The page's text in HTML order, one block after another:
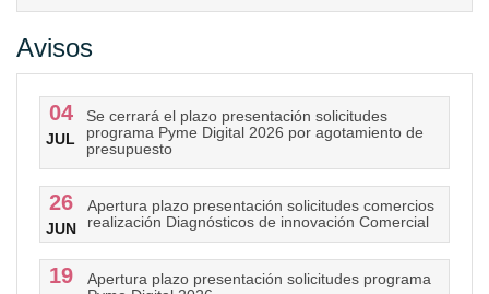
Avisos
04
JUL
Se cerrará el plazo presentación solicitudes
programa Pyme Digital 2026 por agotamiento de
presupuesto
26
JUN
Apertura plazo presentación solicitudes comercios
realización Diagnósticos de innovación Comercial
19
Apertura plazo presentación solicitudes programa